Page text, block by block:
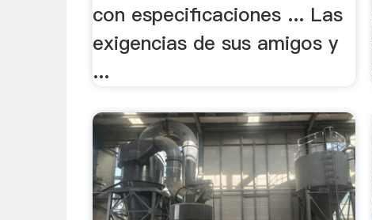
con especificaciones ... Las
exigencias de sus amigos y
...